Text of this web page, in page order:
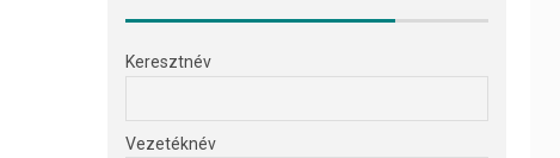
Keresztnév
Vezetéknév